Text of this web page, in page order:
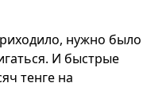
нужно было
И быстрые
тенге на